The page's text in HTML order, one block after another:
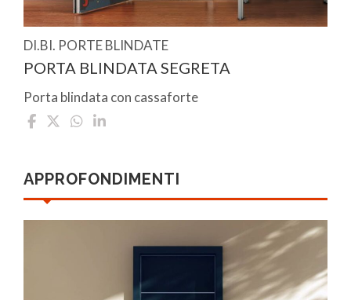
DI.BI. PORTE BLINDATE
PORTA BLINDATA SEGRETA
Porta blindata con cassaforte
APPROFONDIMENTI